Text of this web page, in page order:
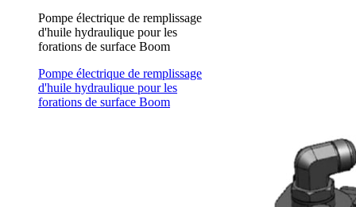
Pompe électrique de remplissage
d'huile hydraulique pour les
forations de surface Boom
Pompe électrique de remplissage
d'huile hydraulique pour les
forations de surface Boom